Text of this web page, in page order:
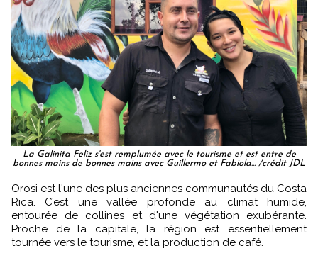
La Galinita Feliz s'est remplumée avec le tourisme et est entre de
bonnes mains de bonnes mains avec Guillermo et Fabiola... /crédit JDL
Orosi est l'une des plus anciennes communautés du Costa
Rica. C’est une vallée profonde au climat humide,
entourée de collines et d'une végétation exubérante.
Proche de la capitale, la région est essentiellement
tournée vers le tourisme, et la production de café.